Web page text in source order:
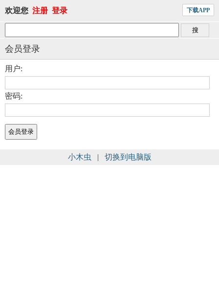
欢迎您 注册 登录 下载APP
会员登录
用户:
密码:
小木虫 | 切换到电脑版